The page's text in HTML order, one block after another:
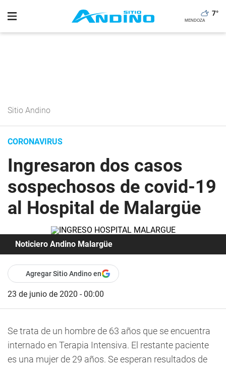
7°
Sitio Andino
CORONAVIRUS
Ingresaron dos casos
sospechosos de covid-19
al Hospital de Malargüe
Noticiero Andino Malargüe
Agregar Sitio Andino en
23 de junio de 2020 - 00:00
Se trata de un hombre de 63 años que se encuentra
internado en Terapia Intensiva. El restante paciente
es una mujer de 29 años. Se esperan resultados de